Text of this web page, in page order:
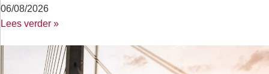
06/08/2026
Lees verder »